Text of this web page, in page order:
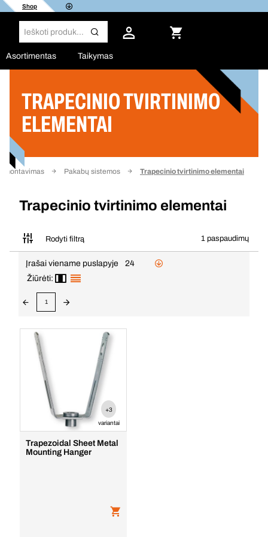
Shop
Asortimentas Taikymas
TRAPECINIO TVIRTINIMO
ELEMENTAI
montavimas Pakabų sistemos Trapecinio tvirtinimo elementai
Trapecinio tvirtinimo elementai
Rodyti filtrą 1 paspaudimų
Filtras
Įrašai viename puslapyje
24
Žiūrėti:
1
+3
variantai
Trapezoidal Sheet Metal
Mounting Hanger